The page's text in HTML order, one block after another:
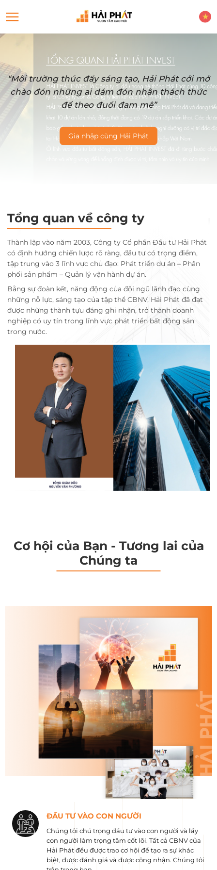
“Môi trường thúc đẩy sáng tạo, Hải Phát cởi mở
chào đón những ai dám đón nhận thách thức
để theo đuổi đam mê”
Gia nhập cùng Hải Phát
Tổng quan về công ty
Thành lập vào năm 2003, Công ty Cổ phần Đầu tư Hải Phát
có định hướng chiến lược rõ ràng, đầu tư có trọng điểm,
tập trung vào 3 lĩnh vực chủ đạo: Phát triển dự án – Phân
phối sản phẩm – Quản lý vận hành dự án.
Bằng sự đoàn kết, năng động của đội ngũ lãnh đạo cùng
những nỗ lực, sáng tạo của tập thể CBNV, Hải Phát đã đạt
được những thành tựu đáng ghi nhận, trở thành doanh
nghiệp có uy tín trong lĩnh vực phát triển bất động sản
trong nước.
Cơ hội của Bạn - Tương lai của
Chúng ta
ĐẦU TƯ VÀO CON NGƯỜI
Chúng tôi chú trọng đầu tư vào con người và lấy
con người làm trọng tâm cốt lõi. Tất cả CBNV của
Hải Phát đều được trao cơ hội để tạo ra sự khác
biệt, được đánh giá và được công nhận. Chúng tôi